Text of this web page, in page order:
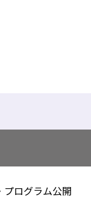
ログラム公開